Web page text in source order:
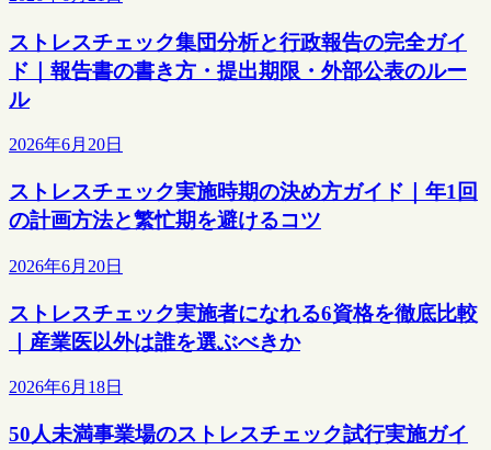
ストレスチェック集団分析と行政報告の完全ガイ
ド｜報告書の書き方・提出期限・外部公表のルー
ル
2026年6月20日
ストレスチェック実施時期の決め方ガイド｜年1回
の計画方法と繁忙期を避けるコツ
2026年6月20日
ストレスチェック実施者になれる6資格を徹底比較
｜産業医以外は誰を選ぶべきか
2026年6月18日
50人未満事業場のストレスチェック試行実施ガイ